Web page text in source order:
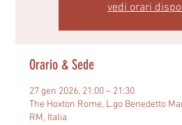
vedi orari
Orario & Sede
27 gen 2026, 21:00 – 21:30
The Hoxton Rome, L.go Benedetto
RM, Italia